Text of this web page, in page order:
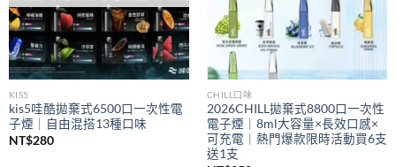
KIS5
kis5哇酷拋棄式6500口一次性電
子煙｜自由混搭13種口味
NT$280
CHILL口味
2026CHILL拋棄式8800口一次性
電子煙｜8ml大容量×長效口感×
可充電｜熱門爆款限時活動買6支
送1支